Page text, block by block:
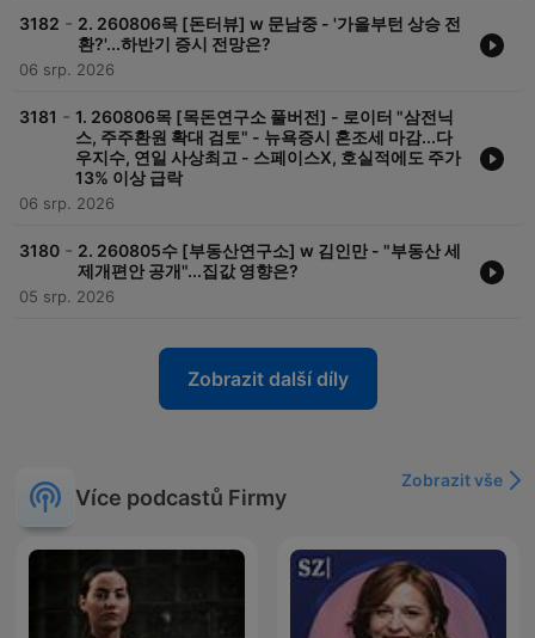
3182 - 2. 260806목 [돈터뷰] w 문남중 - '가을부턴 상승 전
환?'...하반기 증시 전망은?
06 srp. 2026
3181 - 1. 260806목 [목돈연구소 풀버전] - 로이터 "삼전닉
스, 주주환원 확대 검토" - 뉴욕증시 혼조세 마감...다
우지수, 연일 사상최고 - 스페이스X, 호실적에도 주가
13% 이상 급락
06 srp. 2026
3180 - 2. 260805수 [부동산연구소] w 김인만 - "부동산 세
제개편안 공개"...집값 영향은?
05 srp. 2026
Zobrazit další díly
Více podcastů Firmy
Zobrazit vše